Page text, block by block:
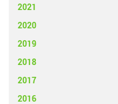
2021
2020
2019
2018
2017
2016